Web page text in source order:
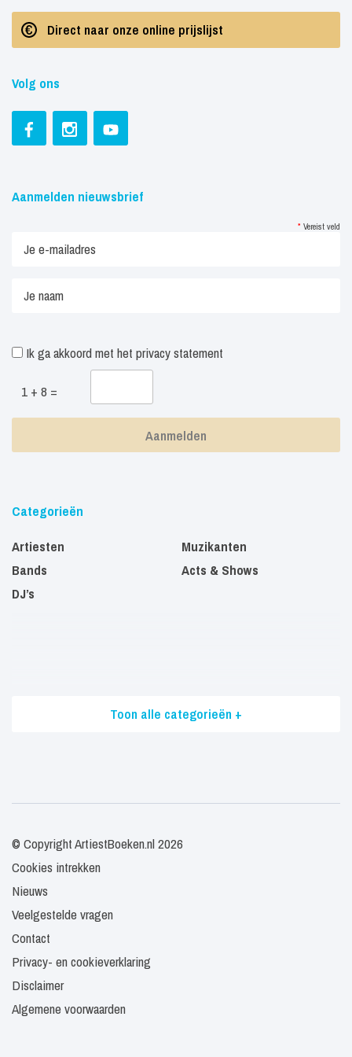
Direct naar onze online prijslijst
Volg ons
Aanmelden nieuwsbrief
* Vereist veld
Ik ga akkoord met het privacy statement
1 + 8 =
Categorieën
Artiesten
Bands
DJ’s
Muzikanten
Acts & Shows
Toon alle categorieën +
© Copyright ArtiestBoeken.nl 2026
Cookies intrekken
Nieuws
Veelgestelde vragen
Contact
Privacy- en cookieverklaring
Disclaimer
Algemene voorwaarden